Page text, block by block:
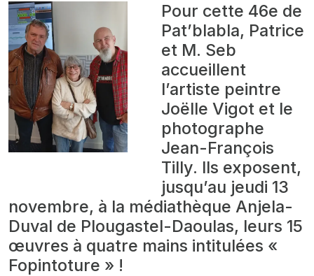
Pour cette 46e de
Pat’blabla, Patrice
et M. Seb
accueillent
l’artiste peintre
Joëlle Vigot et le
photographe
Jean-François
Tilly. Ils exposent,
jusqu’au jeudi 13
novembre, à la médiathèque Anjela-
Duval de Plougastel-Daoulas, leurs 15
œuvres à quatre mains intitulées «
Fopintoture » !